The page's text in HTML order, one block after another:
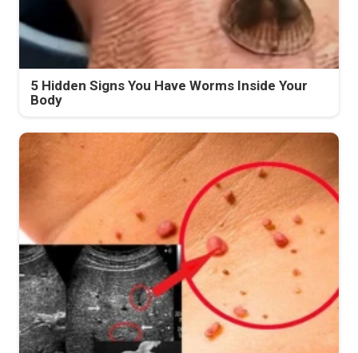
5 Hidden Signs You Have Worms Inside Your
Body